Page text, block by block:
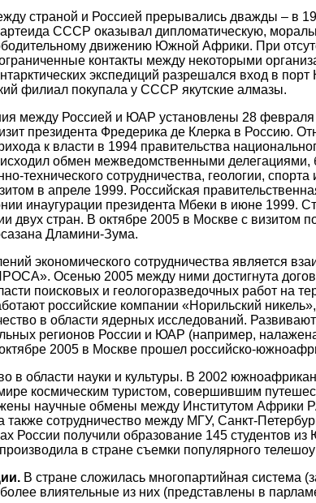
страной и Россией прерывались дважды – в
СССР оказывал дипломатическую,
движению Южной Африки. При
контакты между некоторыми
экспедиций разрешался вход в
филиал покупала у СССР якутские алмазы.
между Россией и ЮАР установлены 28 февраля
президента Фредерика де Клерка в Россию.
к власти в 1994 правительства
обмен межведомственными делегациями,
технического сотрудничества, геологии,
в апреле 1999. Российская
инаугурации президента Мбеки в июне 1999.
двух стран. В октябре 2005 в Москве с визитом
Дламини-Зума.
экономического сотрудничества является
Осенью 2005 между ними достигнута
поисковых и геологоразведочных работ на
российские компании «Норильский
в области ядерных исследований.
регионов России и ЮАР (например,
2005 в Москве прошел российско-
в области науки и культуры. В 2002
космическим туристом, совершившим
научные обмены между Институтом Африки
сотрудничество между МГУ, Санкт-
России получили образование 145 студентов
в стране съемки популярного
В стране сложилась многопартийная система
влиятельные из них (представлены в